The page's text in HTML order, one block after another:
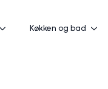
Køkken og bad